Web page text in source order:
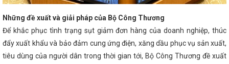
nói nhiều làm ít
Chủ tịch UBND tỉnh: Quyết tâm tạo đột phá,
và bền vững giai đoạn 2026 - 2030
Quan tâm hoàn thiện
nghiệp trên địa bàn tỉnh Hà Tĩnh
Tập trung tháo gỡ
Đề án 06 ở Hà Tĩnh
Làm việc với Tổng Công ty Tân cảng
container qua cảng Vũng Áng
DIỄN TẬP ỨNG PHÓ SỰ CỐ
tiếp tục tăng cường công tác quản lý, kiểm soát hóa chất
Những đề xuất và giải pháp của Bộ Công Thương
Để khắc phục tình trạng sụt giảm đơn hàng của doanh nghiệp, thúc
đẩy xuất khẩu và bảo đảm cung ứng điện, xăng dầu phục vụ sản xuất,
tiêu dùng của người dân trong thời gian tới, Bộ Công Thương đề xuất